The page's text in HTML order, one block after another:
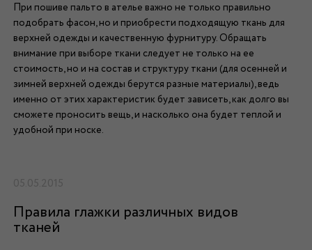
При пошиве пальто в ателье важно не только правильно
подобрать фасон, но и приобрести подходящую ткань для
верхней одежды и качественную фурнитуру. Обращать
внимание при выборе ткани следует не только на ее
стоимость, но и на состав и структуру ткани (для осенней и
зимней верхней одежды берутся разные материалы), ведь
именно от этих характеристик будет зависеть, как долго вы
сможете проносить вещь, и насколько она будет теплой и
удобной при носке.
05.05.2015
Правила глажки различных видов
тканей